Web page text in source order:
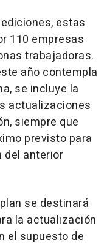
estas
110 empresas
trabajadoras.
año contempla
se incluye la
actualizaciones
siempre que
previsto para
del anterior
se destinará
la actualización
el supuesto de